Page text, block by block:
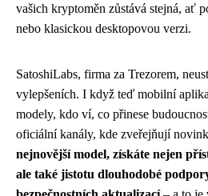
vašich kryptoměn zůstává stejná, ať
nebo klasickou desktopovou verzi.
SatoshiLabs, firma za Trezorem,
vylepšeních. I když teď mobilní
modely, kdo ví, co přinese
oficiální kanály, kde zveřejňují
nejnovější model, získáte nejen
ale také jistotu dlouhodobé